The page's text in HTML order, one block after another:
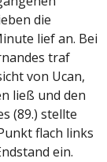
die
lief an. Bei
traf
von Ucan,
ließ und den
(89.) stellte
flach links
ein.